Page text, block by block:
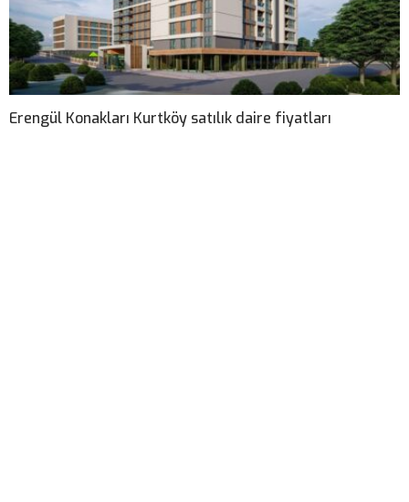
Erengül Konakları Kurtköy satılık daire fiyatları